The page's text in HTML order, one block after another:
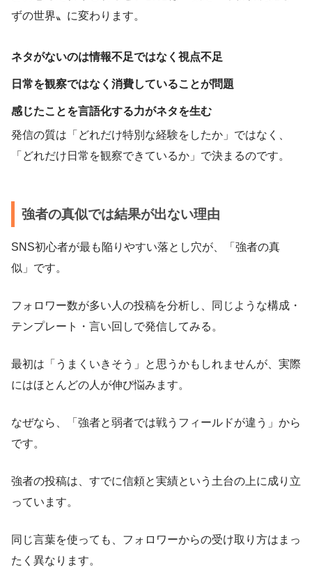
ずの世界〟に変わります。
ネタがないのは情報不足ではなく視点不足
日常を観察ではなく消費していることが問題
感じたことを言語化する力がネタを生む
発信の質は「どれだけ特別な経験をしたか」ではなく、
「どれだけ日常を観察できているか」で決まるのです。
強者の真似では結果が出ない理由
SNS初心者が最も陥りやすい落とし穴が、「強者の真
似」です。
フォロワー数が多い人の投稿を分析し、同じような構成・
テンプレート・言い回しで発信してみる。
最初は「うまくいきそう」と思うかもしれませんが、実際
にはほとんどの人が伸び悩みます。
なぜなら、「強者と弱者では戦うフィールドが違う」から
です。
強者の投稿は、すでに信頼と実績という土台の上に成り立
っています。
同じ言葉を使っても、フォロワーからの受け取り方はまっ
たく異なります。